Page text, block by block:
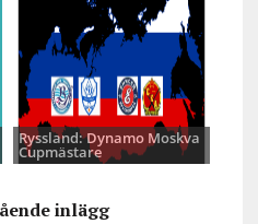
Ryssland: Dynamo Moskva
Cupmästare
inlägg